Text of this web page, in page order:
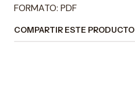
FORMATO: PDF
COMPARTIR ESTE PRODUCTO